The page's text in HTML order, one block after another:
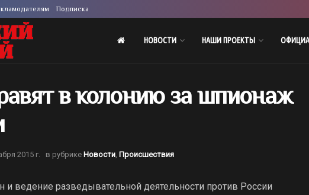
Подписка
НОВОСТИ НАШИ ПРОЕКТЫ
в колонию за шпионаж
2015 г. в рубрике Новости Происшествия
и ведение разведывательной деятельности против России